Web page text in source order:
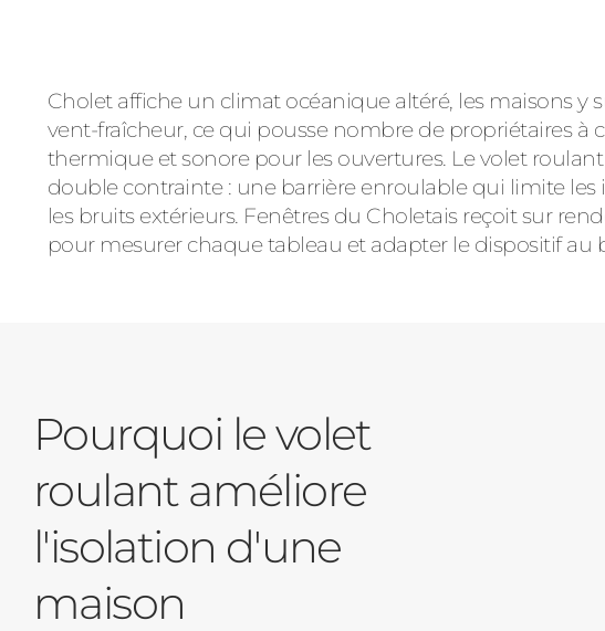
Cholet affiche un climat océanique altéré, les maisons y
vent-fraîcheur, ce qui pousse nombre de propriétaires à
thermique et sonore pour les ouvertures. Le volet
double contrainte : une barrière enroulable qui limite
les bruits extérieurs. Fenêtres du Choletais reçoit sur
pour mesurer chaque tableau et adapter le dispositif au
Pourquoi le volet
roulant améliore
l'isolation d'une
maison